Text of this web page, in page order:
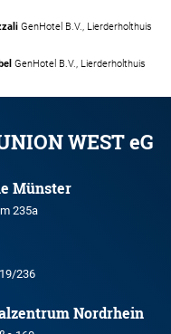
GenHotel B.V., Lierderholthuis
GenHotel B.V., Lierderholthuis
WEST eG
Münster
235a
236
Nordrhein